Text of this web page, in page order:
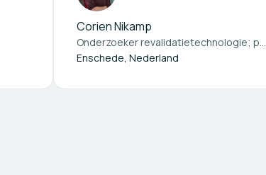
Revalidatie
Corien Nikamp
Onderzoeker revalidatietechnologie; programmamanager Roessingh Diagnostisch Centrum bij
Enschede, Nederland